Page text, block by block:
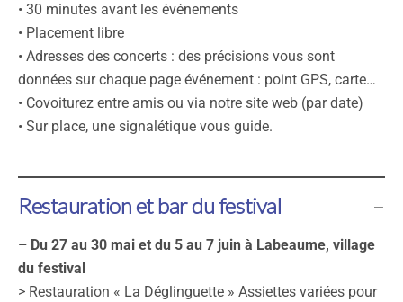
• 30 minutes avant les événements
• Placement libre
• Adresses des concerts : des précisions vous sont
données sur chaque page événement : point GPS, carte…
• Covoiturez entre amis ou via notre site web (par date)
• Sur place, une signalétique vous guide.
Restauration et bar du festival
– Du 27 au 30 mai et du 5 au 7 juin à Labeaume, village
du festival
> Restauration « La Déglinguette » Assiettes variées pour